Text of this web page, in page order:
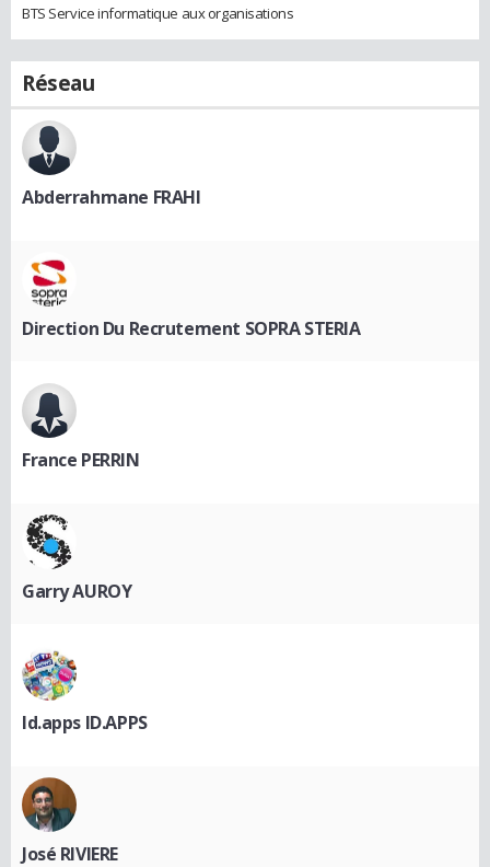
BTS Service informatique aux organisations
Réseau
Abderrahmane FRAHI
Direction Du Recrutement SOPRA STERIA
France PERRIN
Garry AUROY
Id.apps ID.APPS
José RIVIERE